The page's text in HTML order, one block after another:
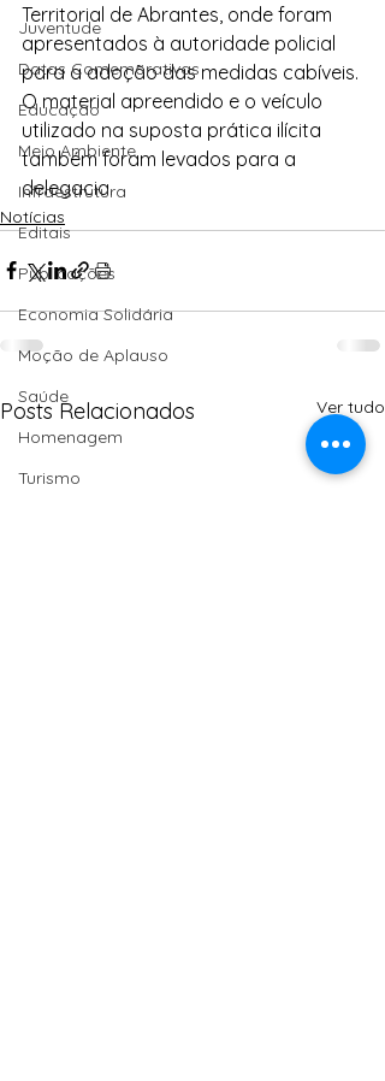
Juventude
Datas Comemorativas
Educação
Meio Ambiente
Infraestrutura
Editais
Publicações
Economia Solidária
Moção de Aplauso
Saúde
Homenagem
Turismo
Territorial de Abrantes, onde foram
apresentados à autoridade policial
para a adoção das medidas cabíveis.
O material apreendido e o veículo
utilizado na suposta prática ilícita
também foram levados para a
delegacia.
Notícias
Posts Relacionados Ver tudo